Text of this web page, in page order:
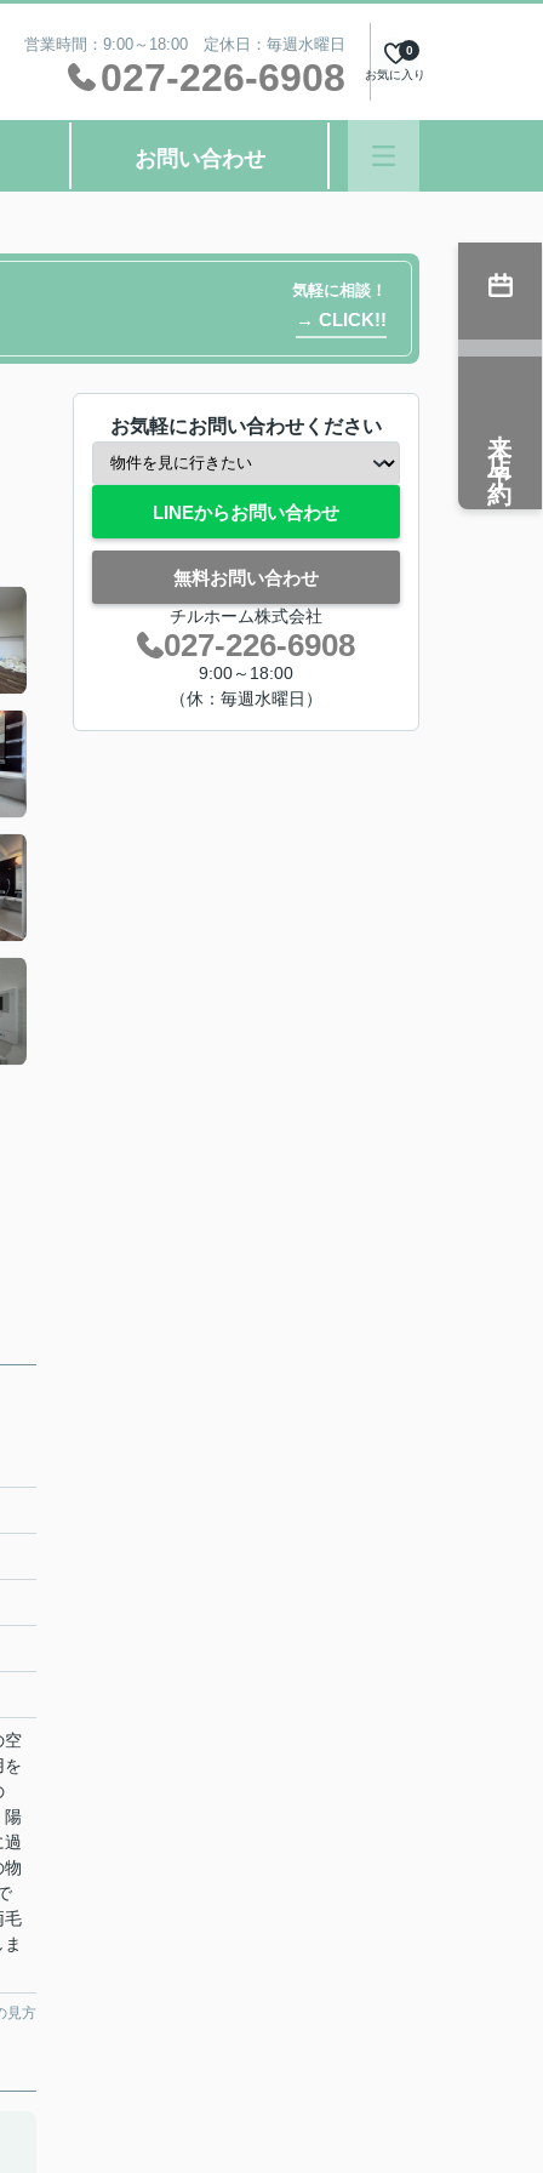
営業時間：9:00～18:00 定休日：毎週水曜日
027-226-6908 お気に入り
0
お問い合わせ
気軽に相談！
→ CLICK!!
空
を
陽
過
物
毛
見方
お気軽にお問い合わせください
LINEからお問い合わせ
無料お問い合わせ
チルホーム株式会社
027-226-6908
9:00～18:00
（休：毎週水曜日）
来店予約